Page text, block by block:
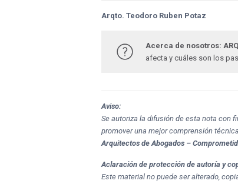
Arqto. Teodoro Ruben Potaz
Acerca de nosotros:
afecta y cuáles son los
Aviso:
Se autoriza la difusión de esta nota con
promover una mejor comprensión
Arquitectos de Abogados –
Aclaración de protección de autoría y
Este material no puede ser alterado,